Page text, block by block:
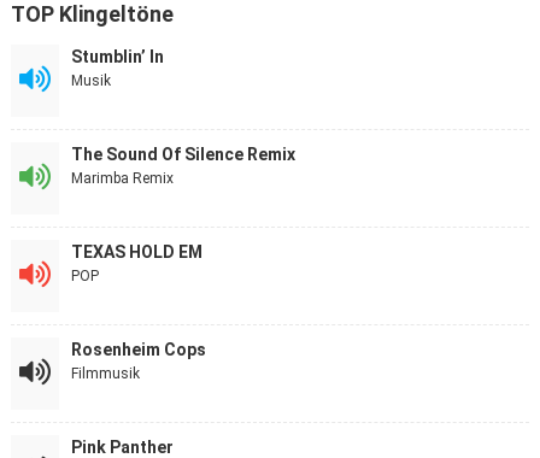
TOP Klingeltöne
Stumblin’ In
Musik
The Sound Of Silence Remix
Marimba Remix
TEXAS HOLD EM
POP
Rosenheim Cops
Filmmusik
Pink Panther